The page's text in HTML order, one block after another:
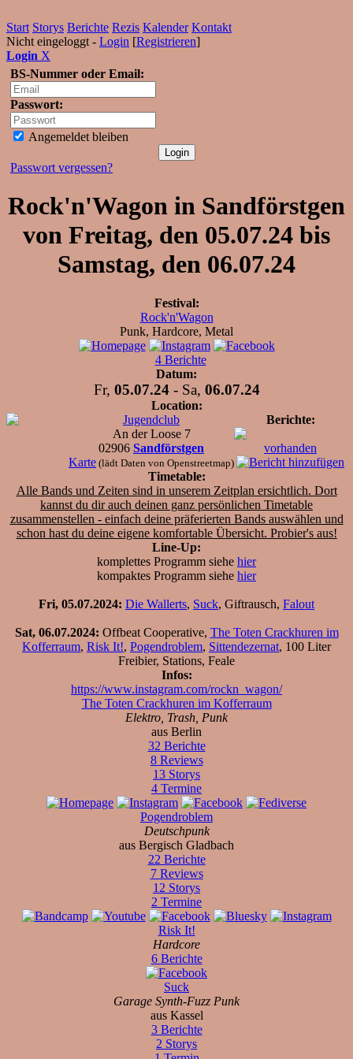
Start Storys Berichte Rezis Kalender Kontakt
Nicht eingeloggt - Login [Registrieren]
Login X
BS-Nummer oder Email:
Passwort:
Angemeldet bleiben
Passwort vergessen?
Rock'n'Wagon in Sandförstgen
von Freitag, den 05.07.24 bis
Samstag, den 06.07.24
Festival:
Rock'n'Wagon
Punk, Hardcore, Metal
4 Berichte
Datum:
Fr, 05.07.24- Sa, 06.07.24
Location:
Jugendclub
An der Loose 7
02906 Sandförstgen
Karte (lädt Daten von Openstreetmap)
Berichte:
vorhanden
Timetable:
Alle Bands und Zeiten sind in unserem Zeitplan ersichtlich. Dort
kannst du dir auch deinen ganz persönlichen Timetable
zusammenstellen - einfach deine präferierten Bands auswählen und
schon hast du deine eigene komfortable Übersicht. Probier's aus!
Line-Up:
komplettes Programm siehe hier
kompaktes Programm siehe hier
Fri, 05.07.2024: Die Wallerts, Suck, Giftrausch, Falout
Sat, 06.07.2024: Offbeat Cooperative, The Toten Crackhuren im
Kofferraum, Risk It!, Pogendroblem, Sittendezernat, 100 Liter
Freibier, Stations, Feale
Infos:
https://www.instagram.com/rockn_wagon/
The Toten Crackhuren im Kofferraum
Elektro, Trash, Punk
aus Berlin
32 Berichte
8 Reviews
13 Storys
4 Termine
Pogendroblem
Deutschpunk
aus Bergisch Gladbach
22 Berichte
7 Reviews
12 Storys
2 Termine
Risk It!
Hardcore
6 Berichte
Suck
Garage Synth-Fuzz Punk
aus Kassel
3 Berichte
2 Storys